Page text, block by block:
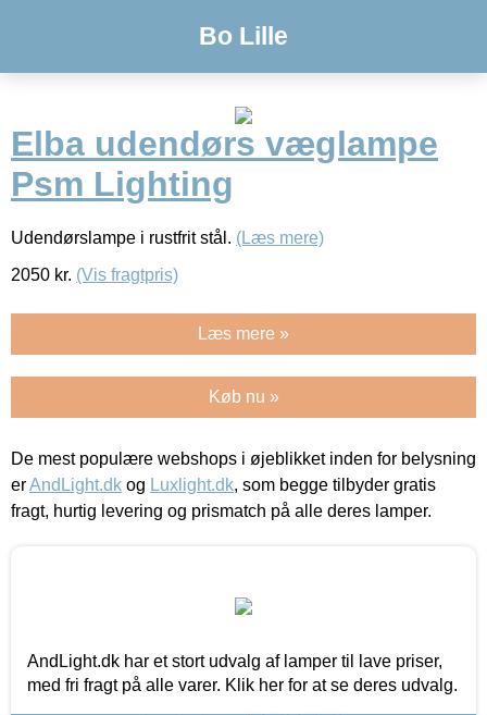
Bo Lille
Elba udendørs væglampe
Psm Lighting
Udendørslampe i rustfrit stål. (Læs mere)
2050 kr. (Vis fragtpris)
Læs mere »
Køb nu »
De mest populære webshops i øjeblikket inden for belysning
erAndLight.dk og Luxlight.dk, som begge tilbyder gratis
fragt, hurtig levering og prismatch på alle deres lamper.
AndLight.dk har et stort udvalg af lamper til lave priser,
med fri fragt på alle varer. Klik her for at se deres udvalg.